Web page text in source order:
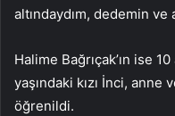
altındaydım, dedemin
Halime Bağrıçak’ın ise
yaşındaki kızı İnci, anne
öğrenildi.